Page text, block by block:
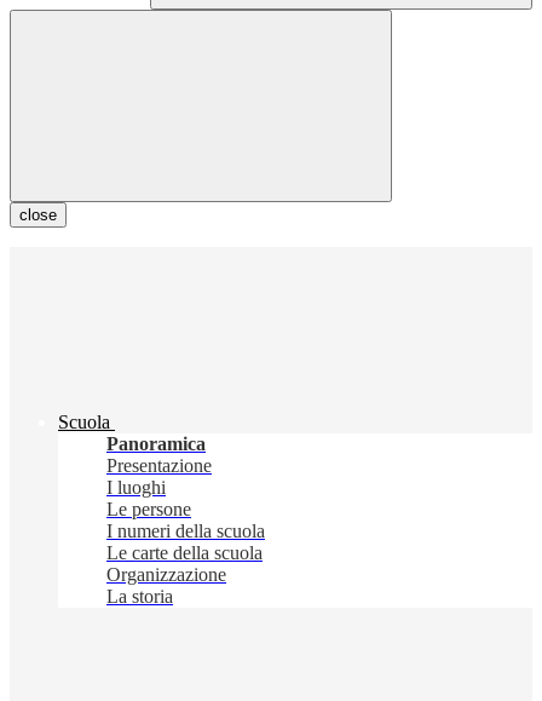
close
Scuola
Panoramica
Presentazione
I luoghi
Le persone
I numeri della scuola
Le carte della scuola
Organizzazione
La storia